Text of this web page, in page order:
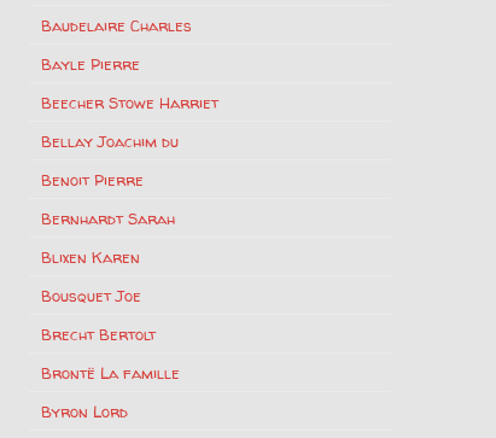
Baudelaire Charles
Bayle Pierre
Beecher Stowe Harriet
Bellay Joachim du
Benoit Pierre
Bernhardt Sarah
Blixen Karen
Bousquet Joe
Brecht Bertolt
Brontë La famille
Byron Lord